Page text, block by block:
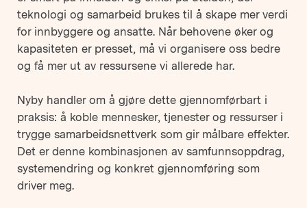
teknologi og samarbeid brukes til å skape mer verdi
for innbyggere og ansatte. Når behovene øker og
kapasiteten er presset, må vi organisere oss bedre
og få mer ut av ressursene vi allerede har.
Nyby handler om å gjøre dette gjennomførbart i
praksis: å koble mennesker, tjenester og ressurser i
trygge samarbeidsnettverk som gir målbare effekter.
Det er denne kombinasjonen av samfunnsoppdrag,
systemendring og konkret gjennomføring som
driver meg.